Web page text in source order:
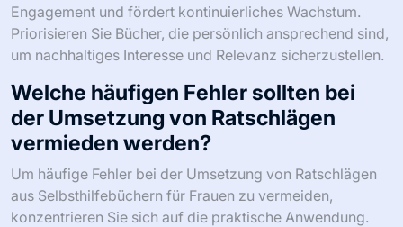
Engagement und fördert kontinuierliches Wachstum.
Priorisieren Sie Bücher, die persönlich ansprechend sind,
um nachhaltiges Interesse und Relevanz sicherzustellen.
Welche häufigen Fehler sollten bei
der Umsetzung von Ratschlägen
vermieden werden?
Um häufige Fehler bei der Umsetzung von Ratschlägen
aus Selbsthilfebüchern für Frauen zu vermeiden,
konzentrieren Sie sich auf die praktische Anwendung.